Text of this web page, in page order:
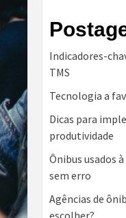
Indicadores-
TMS
Tecnologia a
Dicas para
produtividade
Ônibus usados
sem erro
Agências de
escolher?